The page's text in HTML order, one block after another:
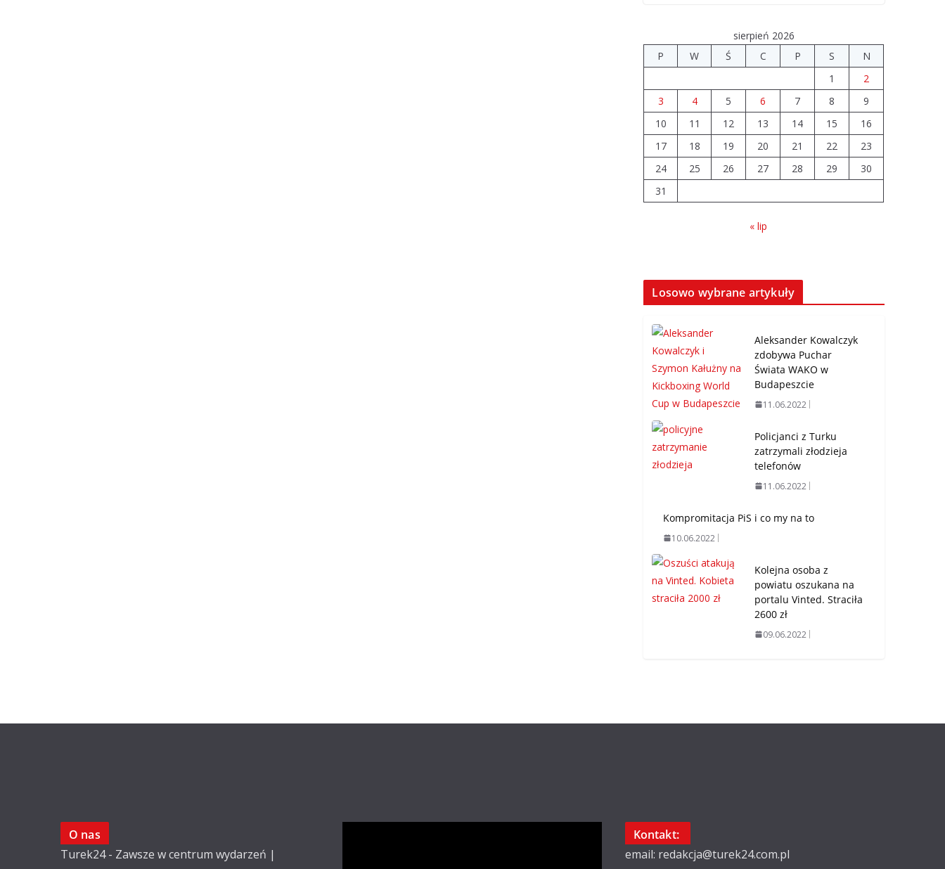
sierpień 2026
P
W Ś C P S
N
1
2
3
4 5 6 7 8
9
10
11 12 13 14 15
16
17
18 19 20 21 22
23
24
25 26 27 28 29
30
31
« lip
Losowo wybrane artykuły
Aleksander Kowalczyk
zdobywa Puchar
Świata WAKO w
Budapeszcie
11.06.2022
Policjanci z Turku
zatrzymali złodzieja
telefonów
11.06.2022
Kompromitacja PiS i co my na to
10.06.2022
Kolejna osoba z
powiatu oszukana na
portalu Vinted. Straciła
2600 zł
09.06.2022
O nas
Turek24 - Zawsze w centrum wydarzeń |
Kontakt:
email: redakcja@turek24.com.pl